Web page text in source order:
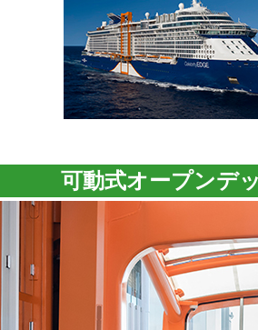
可動式オープンデ